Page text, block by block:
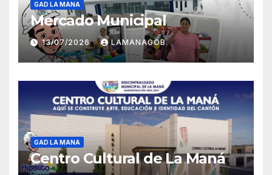
GAD LA MANA
Mercado Municipal
13/07/2026 LAMANAGOB
GAD LA MANA
Centro Cultural de La Maná